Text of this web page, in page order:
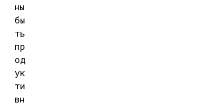
ны
бы
ть
пр
од
ук
ти
вн